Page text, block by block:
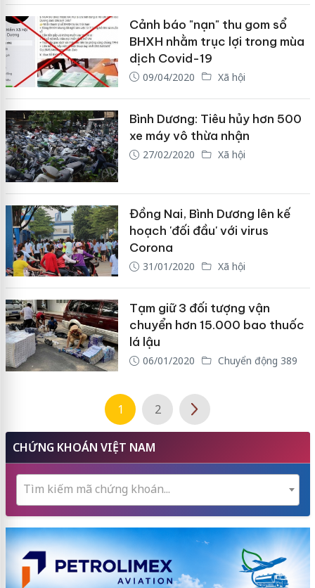
Cảnh báo "nạn" thu gom sổ
BHXH nhằm trục lợi trong mùa
dịch Covid-19
09/04/2020 Xã hội
Bình Dương: Tiêu hủy hơn 500
xe máy vô thừa nhận
27/02/2020 Xã hội
Đồng Nai, Bình Dương lên kế
hoạch 'đối đầu' với virus
Corona
31/01/2020 Xã hội
Tạm giữ 3 đối tượng vận
chuyển hơn 15.000 bao thuốc
lá lậu
06/01/2020 Chuyển động 389
1 2
CHỨNG KHOÁN VIỆT NAM
Tìm kiếm mã chứng khoán...